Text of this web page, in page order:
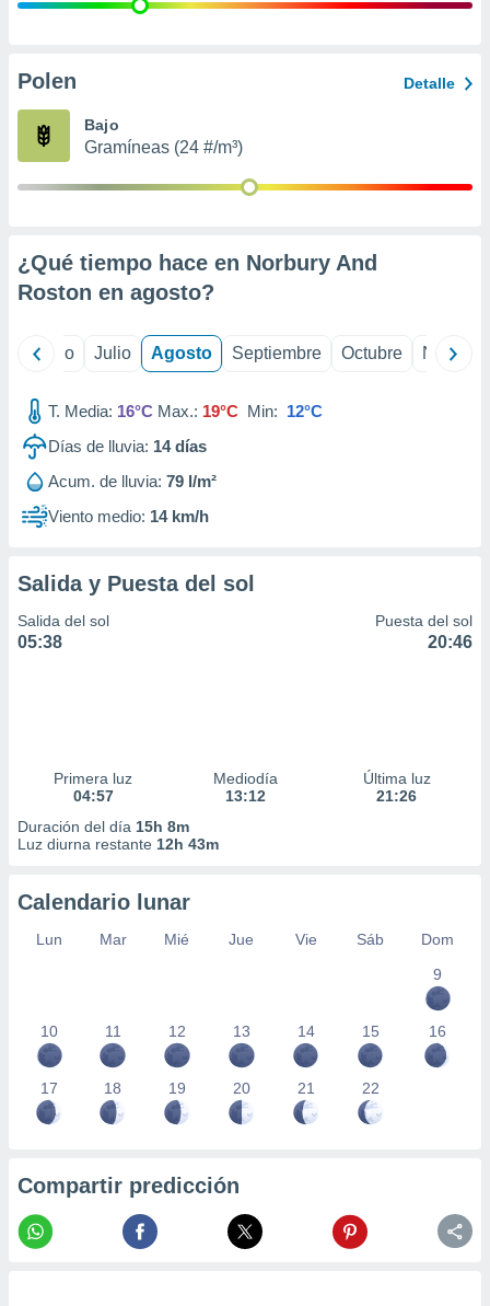
e
publicidad
Polen Detalle
Bajo
Gramíneas (24 #/m³)
¿Qué tiempo hace en Norbury And
Roston en agosto?
Junio Julio Agosto Septiembre Octubre
T. Media: 16°C Max.: 19°C Min: 12°C
Días de lluvia: 14días
Acum. de lluvia: 79 l/m²
Viento medio: 14 km/h
Salida y Puesta del sol
Salida del sol
05:38
Puesta del sol
20:46
Primera luz
04:57
Mediodía
13:12
Última luz
21:26
Duración del día 15h 8m
Luz diurna restante 12h 43m
Calendario lunar
Lun Mar Mié Jue Vie Sáb
Dom
9
10 11 12 13 14 15 16
17 18 19 20 21 22
Compartir predicción